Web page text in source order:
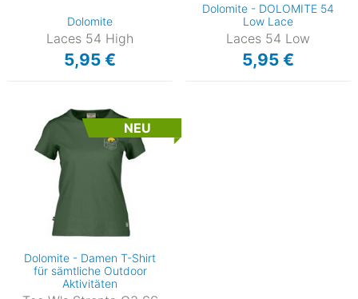
Dolomite
Laces 54 High
5,95 €
Dolomite - DOLOMITE 54
Low Lace
Laces 54 Low
5,95 €
NEU
Dolomite - Damen T-Shirt
für sämtliche Outdoor
Aktivitäten